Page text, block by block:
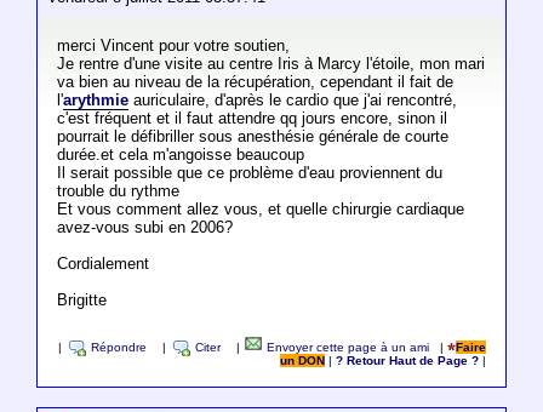
merci Vincent pour votre soutien,
Je rentre d'une visite au centre Iris à Marcy l'étoile, mon mari
va bien au niveau de la récupération, cependant il fait de
l'arythmieauriculaire, d'après le cardio que j'ai rencontré,
c'est fréquent et il faut attendre qq jours encore, sinon il
pourrait le défibriller sous anesthésie générale de courte
durée.et cela m'angoisse beaucoup
Il serait possible que ce problème d'eau proviennent du
trouble du rythme
Et vous comment allez vous, et quelle chirurgie cardiaque
avez-vous subi en 2006?
Cordialement
Brigitte
Répondre Citer Envoyer cette page à un ami |
Faire
un DON
|? Retour Haut de Page ?